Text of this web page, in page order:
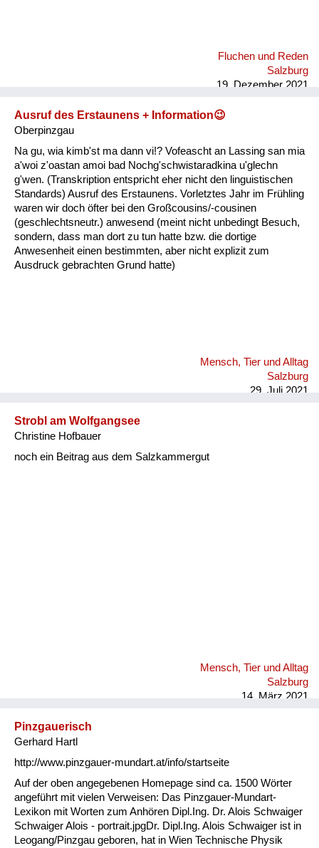
Fluchen und Reden
Salzburg
19. Dezember 2021
Ausruf des Erstaunens + Information😉
Oberpinzgau
Na gu, wia kimb'st ma dann vi!? Vofeascht an Lassing san mia
a'woi z'oastan amoi bad Nochg'schwistaradkina u'glechn
g'wen. (Transkription entspricht eher nicht den linguistischen
Standards) Ausruf des Erstaunens. Vorletztes Jahr im Frühling
waren wir doch öfter bei den Großcousins/-cousinen
(geschlechtsneutr.) anwesend (meint nicht unbedingt Besuch,
sondern, dass man dort zu tun hatte bzw. die dortige
Anwesenheit einen bestimmten, aber nicht explizit zum
Ausdruck gebrachten Grund hatte)
Mensch, Tier und Alltag
Salzburg
29. Juli 2021
Strobl am Wolfgangsee
Christine Hofbauer
noch ein Beitrag aus dem Salzkammergut
Mensch, Tier und Alltag
Salzburg
14. März 2021
Pinzgauerisch
Gerhard Hartl
http://www.pinzgauer-mundart.at/info/startseite
Auf der oben angegebenen Homepage sind ca. 1500 Wörter
angeführt mit vielen Verweisen: Das Pinzgauer-Mundart-
Lexikon mit Worten zum Anhören Dipl.Ing. Dr. Alois Schwaiger
Schwaiger Alois - portrait.jpgDr. Dipl.Ing. Alois Schwaiger ist in
Leogang/Pinzgau geboren, hat in Wien Technische Physik